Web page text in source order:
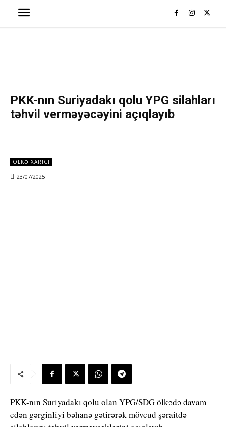
PKK-nın Suriyadakı qolu YPG silahları
təhvil verməyəcəyini açıqlayıb
ÖLKƏ XARICI
23/07/2025
PKK-nın Suriyadakı qolu olan YPG/SDG ölkədə davam
edən gərginliyi bəhanə gətirərək mövcud şəraitdə